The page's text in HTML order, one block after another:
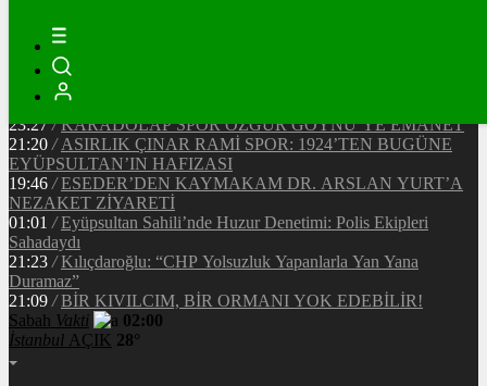
/ MHP EYÜPSULTAN TEŞKİLATI’NIN ACI GÜNÜ
13:33
/ BAŞKAN DR. MİTHAT BÜLENT ÖZMEN’DEN
KAMUOYUNA AÇIKLAMA
Makyaj Sanatçısı Uzay Damla Yıldız, Uluslararası
Başarılarıyla Türkiye’yi Temsil Ediyor
23:27 / KARADOLAP SPOR ÖZGÜR GÖYNÜ’YE EMANET
21:20 / ASIRLIK ÇINAR RAMİ SPOR: 1924’TEN BUGÜNE
EYÜPSULTAN’IN HAFIZASI
19:46 / ESEDER’DEN KAYMAKAM DR. ARSLAN YURT’A
NEZAKET ZİYARETİ
01:01 / Eyüpsultan Sahili’nde Huzur Denetimi: Polis Ekipleri
Sahadaydı
21:23 / Kılıçdaroğlu: “CHP Yolsuzluk Yapanlarla Yan Yana
Duramaz”
21:09 / BİR KIVILCIM, BİR ORMANI YOK EDEBİLİR!
Sabah Vakti
02:00
İstanbul AÇIK 28°